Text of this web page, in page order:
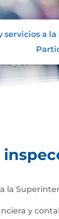
servicios a
y control
la
y